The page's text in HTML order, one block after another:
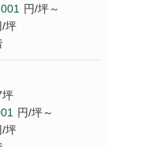
円/坪～
/坪
坪
円/坪～
/坪